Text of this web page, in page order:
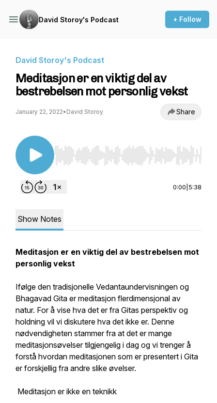
David Storoy's Podcast + Follow
David Storoy's Podcast
Meditasjon er en viktig del av
bestrebelsen mot personlig vekst
January 22, 2022• David Storoy Share
Use Left/Right to seek, Home/End to jump to
0:00 5:38
Show Notes
Meditasjon er en viktig del av bestrebelsen mot
personlig vekst
Ifølge den tradisjonelle Vedantaundervisningen og
Bhagavad Gita er meditasjon flerdimensjonal av
natur. For å vise hva det er fra Gitas perspektiv og
holdning vil vi diskutere hva det ikke er. Denne
nødvendigheten stammer fra at det er mange
meditasjonsøvelser tilgjengelig i dag og vi trenger å
forstå hvordan meditasjonen som er presentert i Gita
er forskjellig fra andre slike øvelser.
Meditasjon er ikke en teknikk